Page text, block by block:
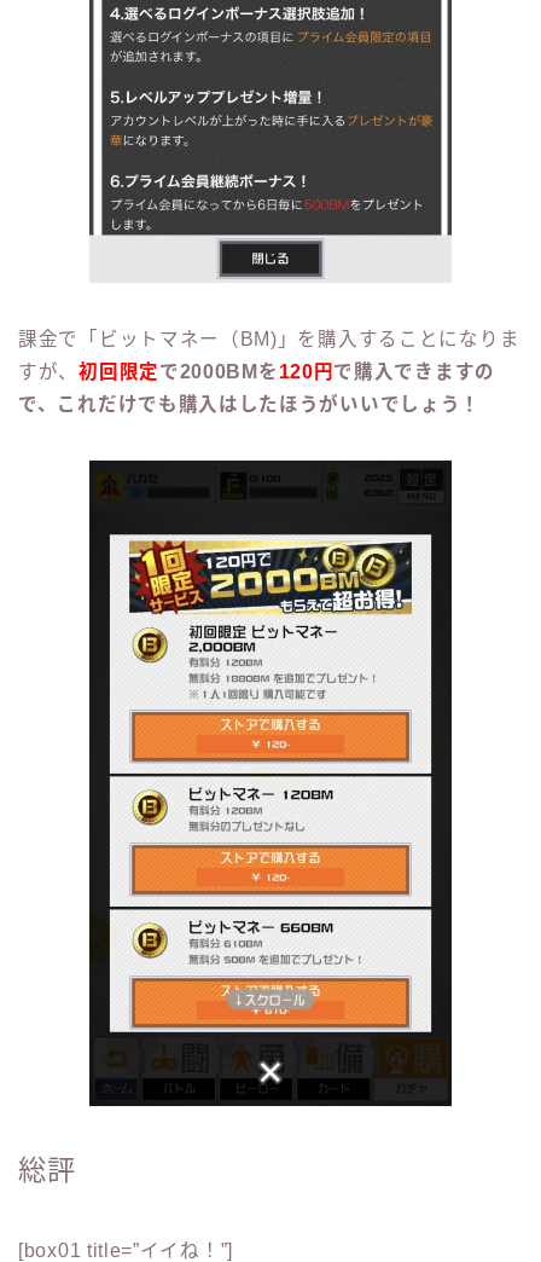
課金で「ビットマネー（BM)」を購入することになりま
すが、初回限定で2000BMを 120円 で購入できますの
で、これだけでも購入はしたほうがいいでしょう！
総評
[box01 title=”イイね！”]